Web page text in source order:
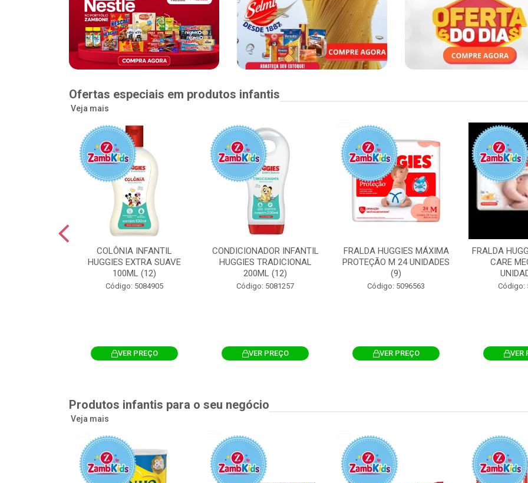
Ofertas especiais em produtos infantis
Veja mais
COLÔNIA INFANTIL
HUGGIES EXTRA SUAVE
100ML (12)
Código: 5084905
VER PREÇO
CONDICIONADOR INFANTIL
HUGGIES TRADICIONAL
200ML (12)
Código: 5081257
VER PREÇO
FRALDA HUGGIES MÁXIMA
PROTEÇÃO M 24 UNIDADES
(9)
Código: 5096563
VER PREÇO
FRALDA
CARE
Código:
VER
Produtos infantis para o seu negócio
Veja mais